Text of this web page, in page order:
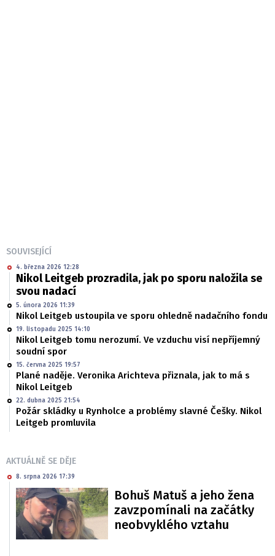
SOUVISEJÍCÍ
4. března 2026 12:28
Nikol Leitgeb prozradila, jak po sporu naložila se
svou nadací
5. února 2026 11:39
Nikol Leitgeb ustoupila ve sporu ohledně nadačního fondu
19. listopadu 2025 14:10
Nikol Leitgeb tomu nerozumí. Ve vzduchu visí nepříjemný
soudní spor
15. června 2025 19:57
Plané naděje. Veronika Arichteva přiznala, jak to má s
Nikol Leitgeb
22. dubna 2025 21:54
Požár skládky u Rynholce a problémy slavné Češky. Nikol
Leitgeb promluvila
AKTUÁLNĚ SE DĚJE
8. srpna 2026 17:39
Bohuš Matuš a jeho žena
zavzpomínali na začátky
neobvyklého vztahu